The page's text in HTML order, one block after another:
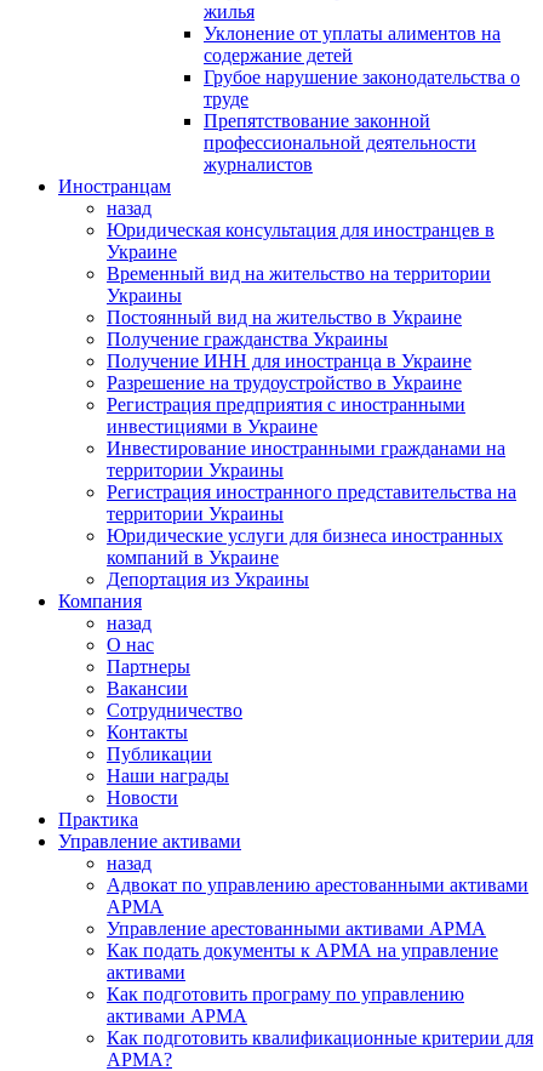
жилья
Уклонение от уплаты алиментов на
содержание детей
Грубое нарушение законодательства о
труде
Препятствование законной
профессиональной деятельности
журналистов
Иностранцам
назад
Юридическая консультация для иностранцев в
Украине
Временный вид на жительство на территории
Украины
Постоянный вид на жительство в Украине
Получение гражданства Украины
Получение ИНН для иностранца в Украине
Разрешение на трудоустройство в Украине
Регистрация предприятия с иностранными
инвестициями в Украине
Инвестирование иностранными гражданами на
территории Украины
Регистрация иностранного представительства на
территории Украины
Юридические услуги для бизнеса иностранных
компаний в Украине
Депортация из Украины
Компания
назад
О нас
Партнеры
Вакансии
Сотрудничество
Контакты
Публикации
Наши награды
Новости
Практика
Управление активами
назад
Адвокат по управлению арестованными активами
АРМА
Управление арестованными активами АРМА
Как подать документы к АРМА на управление
активами
Как подготовить програму по управлению
активами АРМА
Как подготовить квалификационные критерии для
АРМА?